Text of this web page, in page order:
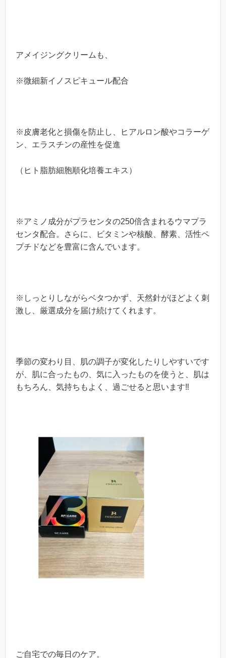
アメイジングクリームも、
※微細新イノスピキュール配合
※ 皮膚老化と損傷を防止し、ヒアルロン酸やコラーゲ
ン、エラスチンの産性を促進
（ヒト脂肪細胞順化培養エキス）
※アミノ成分がプラセンタの250倍含まれるウマプラ
センタ配合。さらに、ビタミンや核酸、酵素、活性ペ
プチドなどを豊富に含んでいます。
※ しっとりしながらベタつかず、天然針がほどよく刺
激し、厳選成分を届け続けてくれます。
季節の変わり目、肌の調子が変化したりしやすいです
が、肌に合ったもの、気に入ったものを使うと、肌は
もちろん、気持ちもよく、過ごせると思います‼︎
ご自宅での毎日のケア。